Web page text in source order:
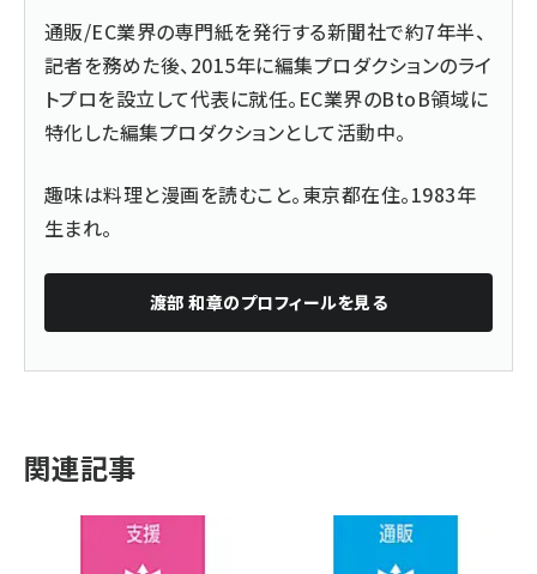
通販/EC業界の専門紙を発行する新聞社で約7年半、
記者を務めた後、2015年に編集プロダクションのライ
トプロを設立して代表に就任。EC業界のBtoB領域に
特化した編集プロダクションとして活動中。
趣味は料理と漫画を読むこと。東京都在住。1983年
生まれ。
渡部 和章のプロフィールを見る
関連記事